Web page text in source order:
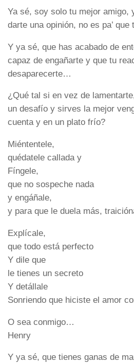
Ya sé, soy solo tu mejor amigo,
darte una opinión, no es pa’
Y ya sé, que has acabado de
capaz de engañarte y que tu
desaparecerte…
¿Qué tal si en vez de
un desafío y sirves la mejor
cuenta y en un plato frío?
Miéntentele,
quédatele callada y
Fíngele,
que no sospeche nada
y engáñale,
y para que le duela más,
Explícale,
que todo está perfecto
Y dile que
le tienes un secreto
Y detállale
Sonriendo que hiciste el amor
O sea conmigo…
Henry
Y ya sé, que tienes ganas de